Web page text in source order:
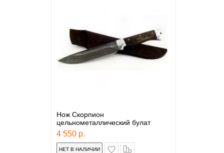
Нож Скорпион
цельнометаллический булат
4 550 р.
в закладки